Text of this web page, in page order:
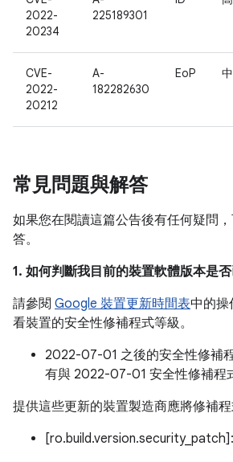
2022-
20234
225189301
CVE-
2022-
20212
A-
182282630
EoP 中
常見問題與解答
如果您在閱讀這篇公告後有任何疑問
答。
1. 如何判斷我目前的裝置軟體版本是
請參閱 Google 裝置更新時間表中的操
看裝置的安全性修補程式等級。
2022-07-01 之後的安全性修補
有與 2022-07-01 安全性修補程
提供這些更新的裝置製造商應將修補程